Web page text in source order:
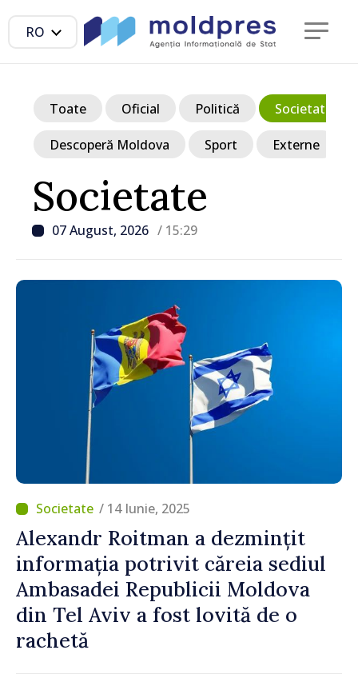
RO
Societate
07 August, 2026 / 15:29
Toate Oficial Politică Societate
Descoperă Moldova Sport Externe
/ 14 Iunie, 2025
Alexandr Roitman a dezmințit
informația potrivit căreia sediul
Ambasadei Republicii Moldova
din Tel Aviv a fost lovită de o
rachetă